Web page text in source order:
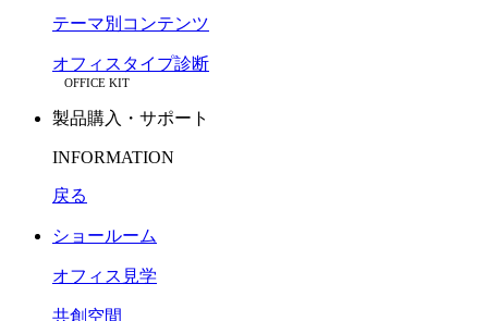
テーマ別コンテンツ
オフィスタイプ診断
OFFICE KIT
製品購入・サポート
INFORMATION
戻る
ショールーム
オフィス見学
共創空間